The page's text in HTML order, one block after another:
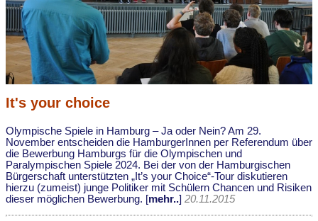
It's your choice
Olympische Spiele in Hamburg – Ja oder Nein? Am 29.
November entscheiden die HamburgerInnen per Referendum über
die Bewerbung Hamburgs für die Olympischen und
Paralympischen Spiele 2024. Bei der von der Hamburgischen
Bürgerschaft unterstützten „It’s your Choice“-Tour diskutieren
hierzu (zumeist) junge Politiker mit Schülern Chancen und Risiken
dieser möglichen Bewerbung. [mehr..] 20.11.2015